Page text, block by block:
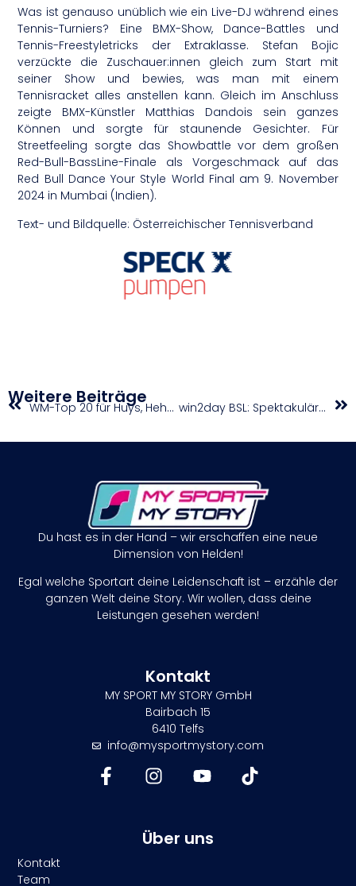
Was ist genauso unüblich wie ein Live-DJ während eines
Tennis-Turniers? Eine BMX-Show, Dance-Battles und
Tennis-Freestyletricks der Extraklasse. Stefan Bojic
verzückte die Zuschauer:innen gleich zum Start mit
seiner Show und bewies, was man mit einem
Tennisracket alles anstellen kann. Gleich im Anschluss
zeigte BMX-Künstler Matthias Dandois sein ganzes
Können und sorgte für staunende Gesichter. Für
Streetfeeling sorgte das Showbattle vor dem großen
Red-Bull-BassLine-Finale als Vorgeschmack auf das
Red Bull Dance Your Style World Final am 9. November
2024 in Mumbai (Indien).
Text- und Bildquelle: Österreichischer Tennisverband
Weitere Beiträge WM-Top 20 für Huys, Hehenwarter auf 23 win2day BSL: Spektakulärer Meister deklassiert Fürstenfeld mit 91:48
Du hast es in der Hand – wir erschaffen eine neue
Dimension von Helden!
Egal welche Sportart deine Leidenschaft ist – erzähle der
ganzen Welt deine Story. Wir wollen, dass deine
Leistungen gesehen werden!
Kontakt
MY SPORT MY STORY GmbH
Bairbach 15
6410 Telfs
info@mysportmystory.com
Über uns
Kontakt
Team